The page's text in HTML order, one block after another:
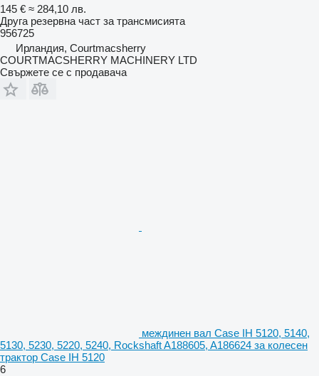
145 € ≈ 284,10 лв.
Друга резервна част за трансмисията
956725
Ирландия, Courtmacsherry
COURTMACSHERRY MACHINERY LTD
Свържете се с продавача
междинен вал Case IH 5120, 5140,
5130, 5230, 5220, 5240, Rockshaft A188605, A186624 за колесен
трактор Case IH 5120
6